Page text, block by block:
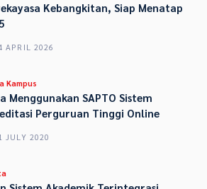
Kebangkitan, Siap Menatap
APRIL 2026
Kampus
Menggunakan SAPTO Sistem
Perguruan Tinggi Online
JULY 2020